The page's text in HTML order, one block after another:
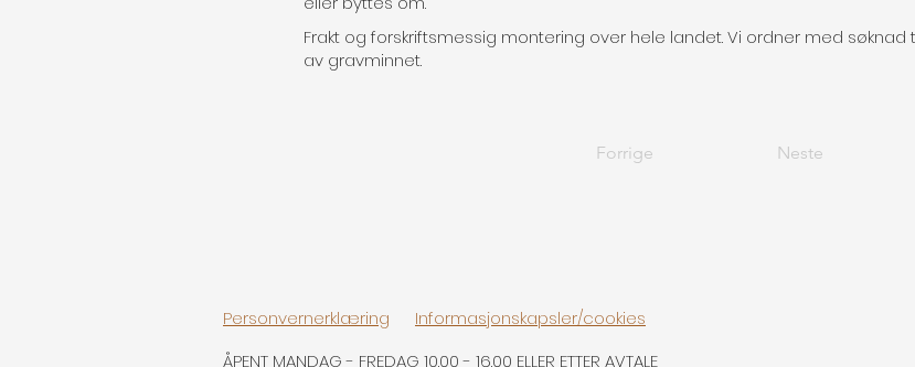
Frakt og forskriftsmessig montering over hele landet. Vi ordner med
av gravminnet.
Forrige Neste
Personvernerklæring
Informasjonskapsler/cookies
ÅPENT MANDAG - FREDAG 10.00 - 16.00 ELLER ETTER AVTALE